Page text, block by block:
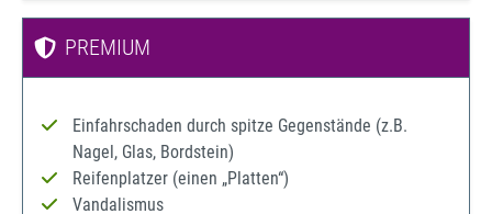
PREMIUM
Einfahrschaden durch spitze Gegenstände (z.B.
Nagel, Glas, Bordstein)
Reifenplatzer (einen „Platten“)
Vandalismus